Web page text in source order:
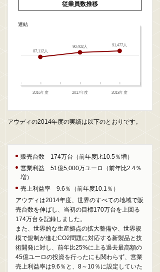
従業員数推移
連結
2016年度 2017年度 2018年度
91,477人
90,402人
87,112人
アウディの2014年度の実績は以下のとおりです。
販売台数 174万台（前年度比10.5％増）
営業利益 51億5,000万ユーロ（前年比2.4％
増）
売上利益率 9.6％（前年度10.1％）
アウディは2014年度、世界のすべての地域で販
売台数を伸ばし、当初の目標170万台を上回る
174万台を記録しました。
また、世界的な生産拠点の拡大整備や、世界規
模で規制が進むCO2問題に対応する新製品と技
術開発に対し、前年比25%に上る過去最高額の
45億ユーロの投資を行ったにも関わらず、営業
売上利益率は9.6％と、8～10％に設定していた